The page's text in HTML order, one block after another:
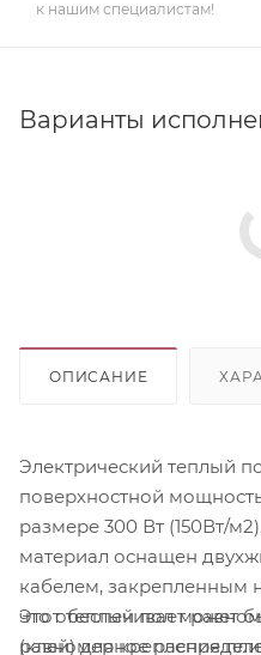
к нашим специалистам!
Варианты
ОПИСАНИЕ
Электрический теплый
поверхностной
размере 300 Вт (150Вт/
материал оснащен
кабелем, закрепленным
что обеспечивает
равномерное
Этот теплый пол может
(клей) для крепления